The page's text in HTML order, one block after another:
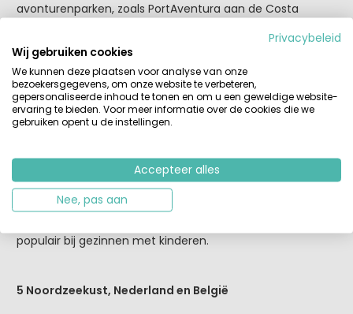
avonturenparken, zoals PortAventura aan de Costa
4 Adriatische kust, Italië
Ga je naarde Adriatische kust, dan zit je wat
kindvriendelijk stranden zeker goed. De stranden zijn bijna
hebben ook het Blauwe Vlag-keurmerk, wat aangeeft dat
het zand en het water er schoon en veilig zijn. Neem
bijvoorbeeld het strand bijJesolo
of het strand van Lignano Sabbiadoro. De brede,
populair bij gezinnen met kinderen.
5 Noordzeekust, Nederland en België
Privacybeleid
Wij gebruiken cookies
We kunnen deze plaatsen voor analyse van onze
bezoekersgegevens, om onze website te verbeteren,
gepersonaliseerde inhoud te tonen en om u een geweldige website-
ervaring te bieden. Voor meer informatie over de cookies die we
gebruiken opent u de instellingen.
Accepteer alles
Nee, pas aan